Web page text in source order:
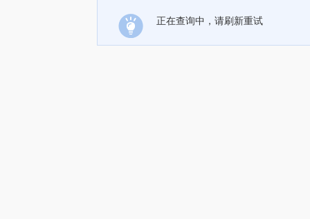
正在查询中，请刷新重试